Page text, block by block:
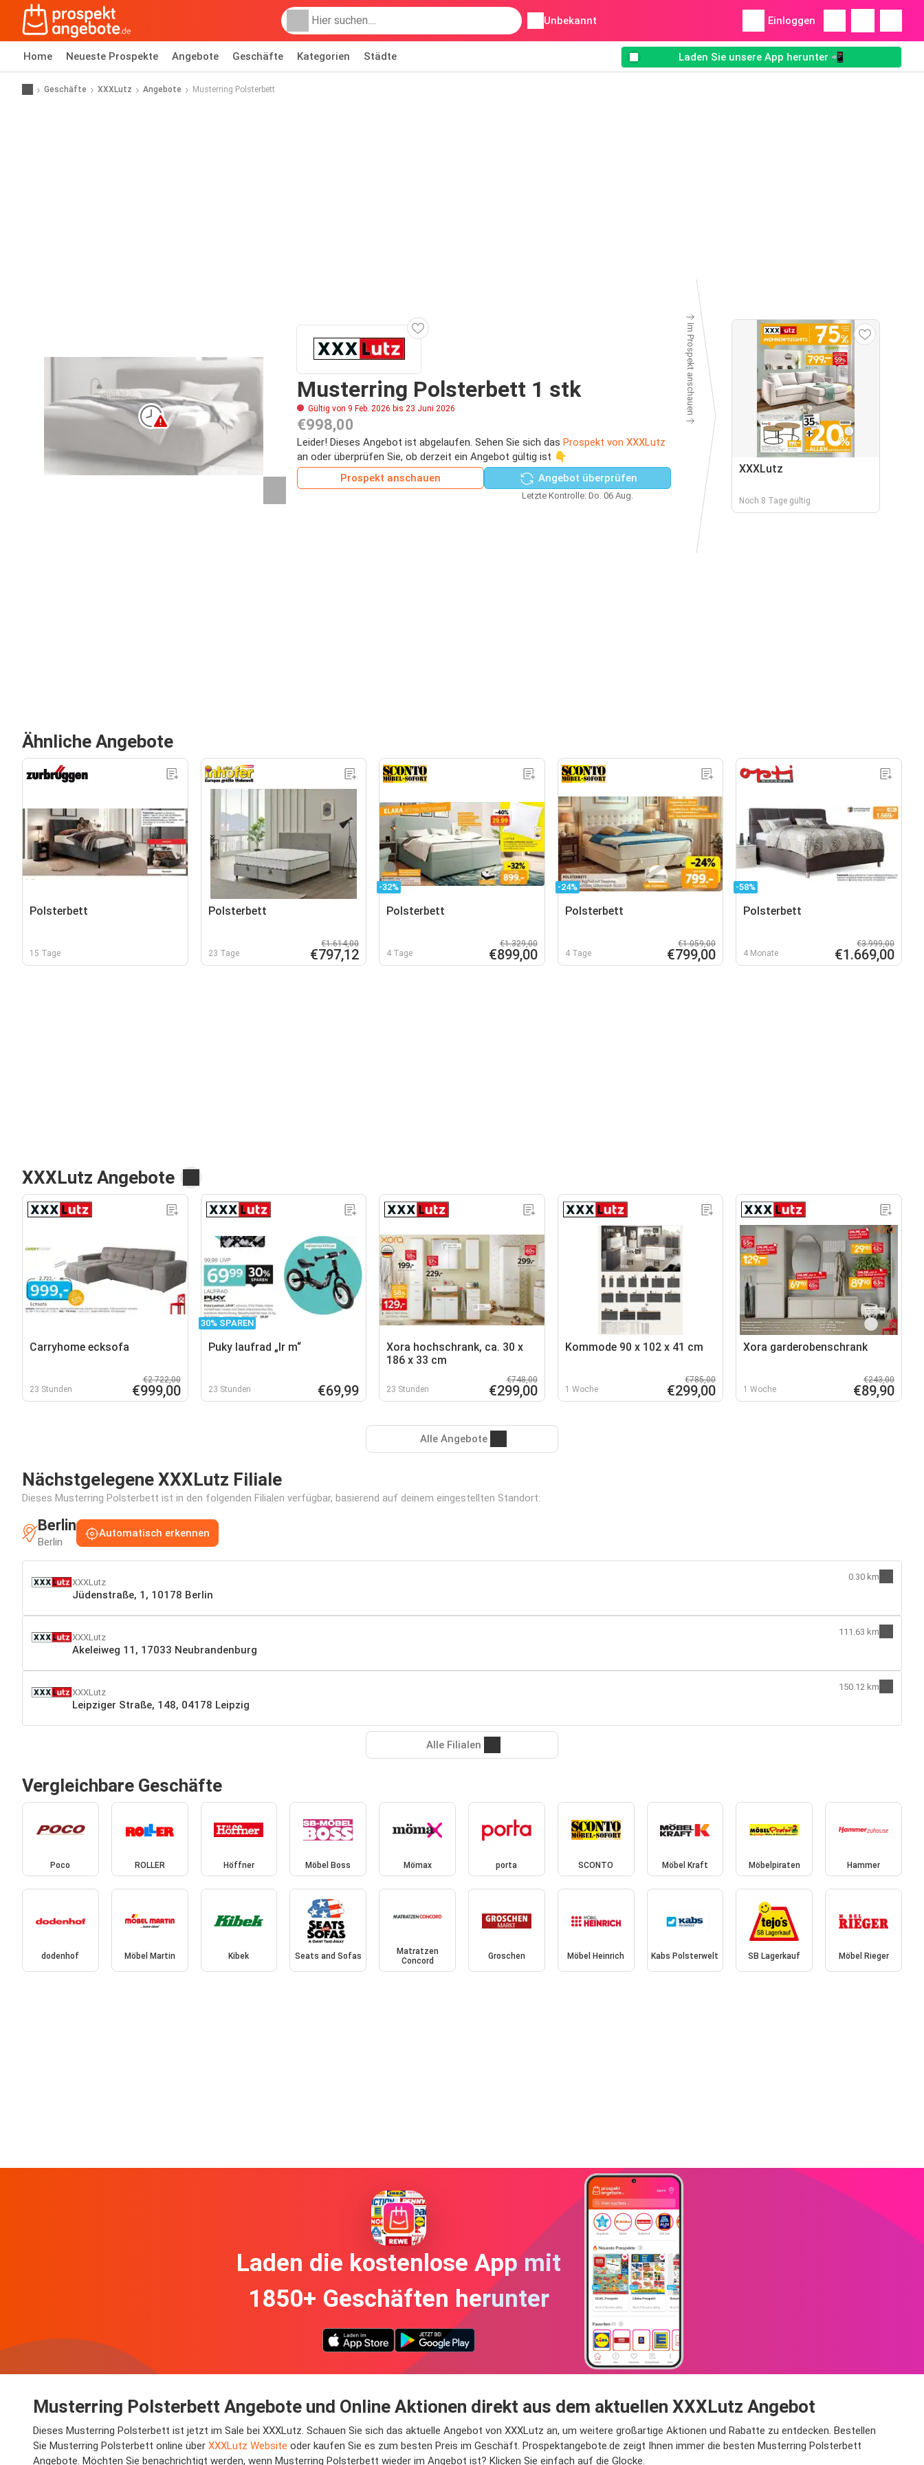
Unbekannt Einloggen
Home Neueste Prospekte Angebote Geschäfte Kategorien Städte Laden Sie unsere App herunter 📲
Geschäfte XXXLutz Angebote Musterring Polsterbett
Musterring Polsterbett 1 stk
Gültig von 9 Feb. 2026 bis 23 Juni 2026
€998,00
Leider! Dieses Angebot ist abgelaufen. Sehen Sie sich das Prospekt von XXXLutz
an oder überprüfen Sie, ob derzeit ein Angebot gültig ist 👇
Prospekt anschauen
Angebot überprüfen
Letzte Kontrolle: Do. 06 Aug.
Im Prospekt anschauen
XXXLutz
Noch 8 Tage gültig
Ähnliche Angebote
Polsterbett
15 Tage
Polsterbett
23 Tage
€1.614,00
€797,12
-32%
Polsterbett
4 Tage
€1.329,00
€899,00
-24%
Polsterbett
4 Tage
€1.059,00
€799,00
-58%
Polsterbett
4 Monate
€3.999,00
€1.669,00
XXXLutz Angebote
Carryhome ecksofa
23 Stunden
€2.722,00
€999,00
30% SPAREN
Puky laufrad „lr m“
23 Stunden €69,99
Xora hochschrank, ca. 30 x
186 x 33 cm
23 Stunden
€748,00
€299,00
Kommode 90 x 102 x 41 cm
1 Woche
€785,00
€299,00
Xora garderobenschrank
1 Woche
€243,00
€89,90
Alle Angebote
Nächstgelegene XXXLutz Filiale
Dieses Musterring Polsterbett ist in den folgenden Filialen verfügbar, basierend auf deinem eingestellten Standort:
Berlin
Berlin
Automatisch erkennen
XXXLutz
Jüdenstraße, 1, 10178 Berlin
0.30 km
XXXLutz
Akeleiweg 11, 17033 Neubrandenburg
111.63 km
XXXLutz
Leipziger Straße, 148, 04178 Leipzig
150.12 km
Alle Filialen
Vergleichbare Geschäfte
Poco ROLLER Höffner Möbel Boss Mömax porta SCONTO Möbel Kraft Möbelpiraten Hammer
dodenhof Möbel Martin Kibek Seats and Sofas
Matratzen
Concord
Groschen Möbel Heinrich Kabs Polsterwelt SB Lagerkauf Möbel Rieger
Laden die kostenlose App mit
1850+ Geschäften herunter
Musterring Polsterbett Angebote und Online Aktionen direkt aus dem aktuellen XXXLutz Angebot
Dieses Musterring Polsterbett ist jetzt im Sale bei XXXLutz. Schauen Sie sich das aktuelle Angebot von XXXLutz an, um weitere großartige Aktionen und Rabatte zu entdecken. Bestellen
Sie Musterring Polsterbett online über XXXLutz Website oder kaufen Sie es zum besten Preis im Geschäft. Prospektangebote.de zeigt Ihnen immer die besten Musterring Polsterbett
Angebote. Möchten Sie benachrichtigt werden, wenn Musterring Polsterbett wieder im Angebot ist? Klicken Sie einfach auf die Glocke.